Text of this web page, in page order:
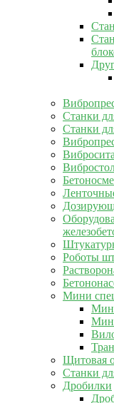
Станки
Станки
Вибросита
Роботы
Мини
Щитовая
Станки
Дробилки